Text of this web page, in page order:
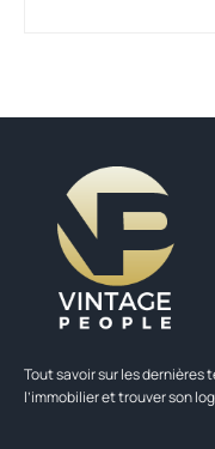
Tout savoir sur les
l’immobilier et trouver son